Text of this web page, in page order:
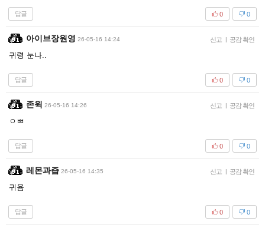
답글 0
0
아이브장원영 26-05-16 14:24 신고 | 공감 확인
귀령 눈나..
답글 0
0
존윅 26-05-16 14:26 신고 | 공감 확인
ㅇㅃ
답글 0
0
레몬과즙 26-05-16 14:35 신고 | 공감 확인
귀욤
답글 0
0